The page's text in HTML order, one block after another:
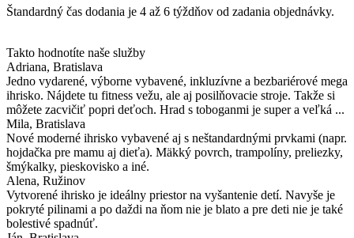
Štandardný čas dodania je 4 až 6 týždňov od zadania objednávky.
Takto hodnotíte naše služby
Adriana, Bratislava
Jedno vydarené, výborne vybavené, inkluzívne a bezbariérové mega
ihrisko. Nájdete tu fitness vežu, ale aj posilňovacie stroje. Takže si
môžete zacvičiť popri deťoch. Hrad s toboganmi je super a veľká ...
Mila, Bratislava
Nové moderné ihrisko vybavené aj s neštandardnými prvkami (napr.
hojdačka pre mamu aj dieťa). Mäkký povrch, trampolíny, preliezky,
šmýkalky, pieskovisko a iné.
Alena, Ružinov
Vytvorené ihrisko je ideálny priestor na vyšantenie detí. Navyše je
pokryté pilinami a po daždi na ňom nie je blato a pre deti nie je také
bolestivé spadnúť.